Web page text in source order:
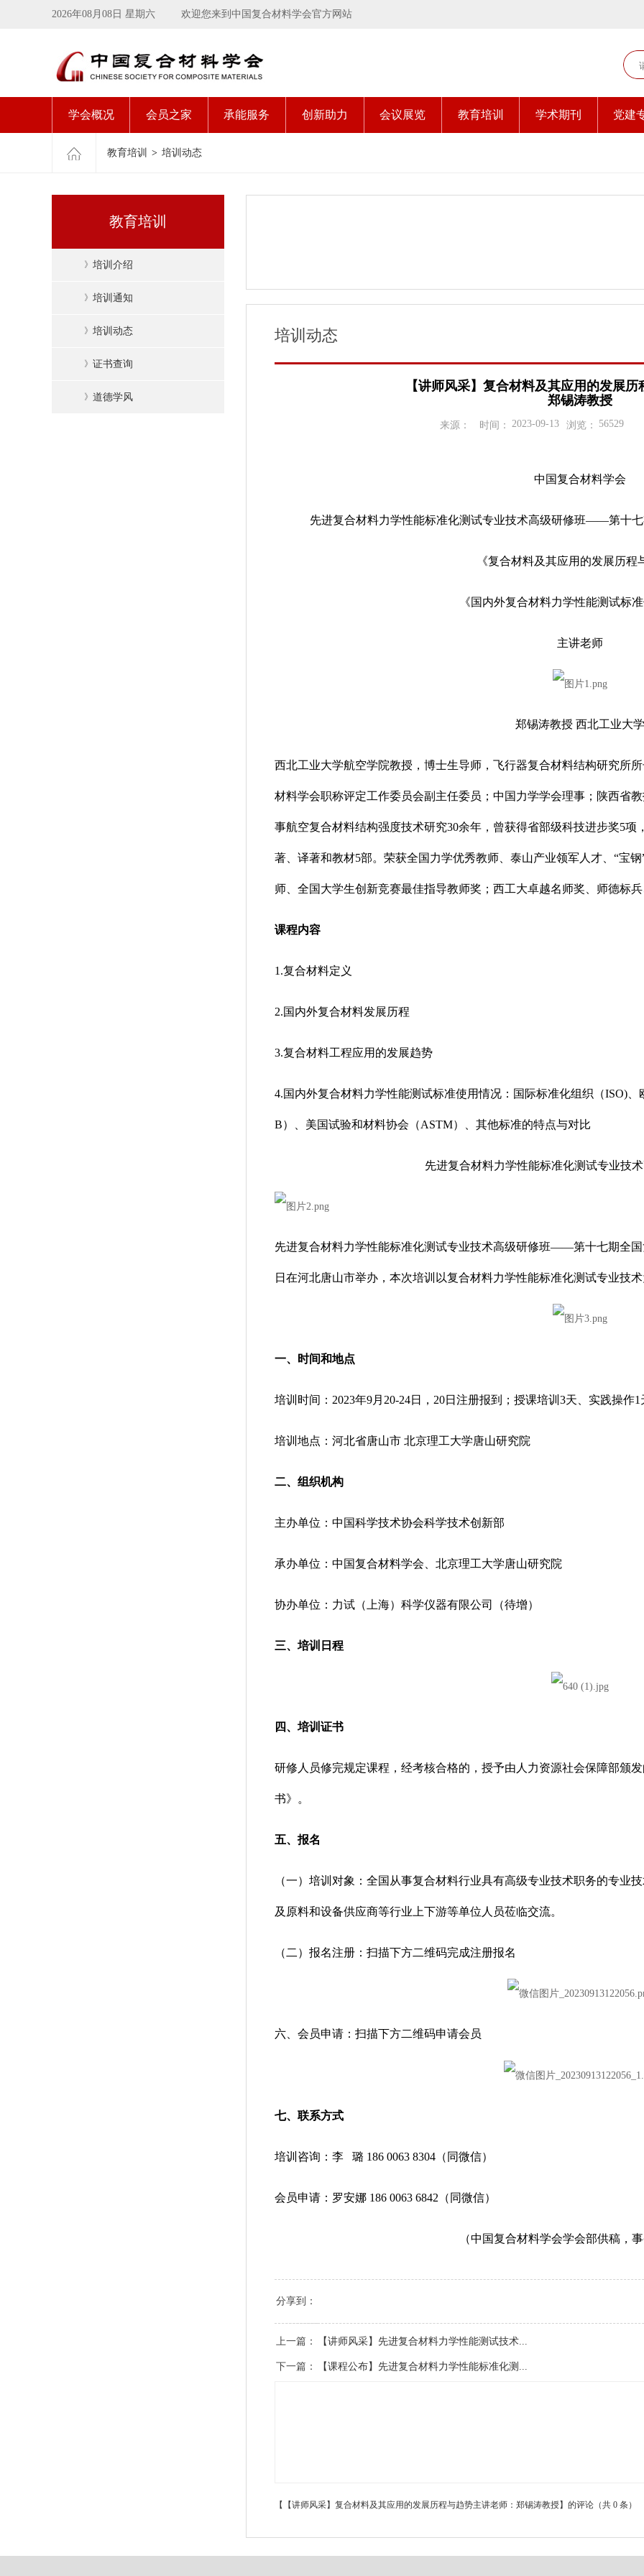
2026年08月08日 星期六 欢迎您来到中国复合材料学会官方网站
学会概况 会员之家 承能服务 创新助力 会议展览 教育培训 学术期刊 党建
教育培训 > 培训动态
教育培训
》 培训介绍
》 培训通知
》 培训动态
》 证书查询
》 道德学风
培训动态
【讲师风采】复合材料及其应用的发展
郑锡涛教授
来源： 时间： 2023-09-13 浏览： 56529
中国复合材料学会
先进复合材料力学性能标准化测试专业技术高级研修班——第十
《复合材料及其应用的发展历程
《国内外复合材料力学性能测试标
主讲老师
郑锡涛教授 西北工业大学
西北工业大学航空学院教授，博士生导师，飞行器复合材料结构研究所
材料学会职称评定工作委员会副主任委员；中国力学学会理事；陕西省
事航空复合材料结构强度技术研究30余年，曾获得省部级科技进步奖5项
著、译著和教材5部。荣获全国力学优秀教师、泰山产业领军人才、“宝
师、全国大学生创新竞赛最佳指导教师奖；西工大卓越名师奖、师德标
课程内容
1.复合材料定义
2.国内外复合材料发展历程
3.复合材料工程应用的发展趋势
4.国内外复合材料力学性能测试标准使用情况：国际标准化组织（ISO)
B）、美国试验和材料协会（ASTM）、其他标准的特点与对比
先进复合材料力学性能标准化测试专业技
先进复合材料力学性能标准化测试专业技术高级研修班——第十七期全
日在河北唐山市举办，本次培训以复合材料力学性能标准化测试专业技
一、时间和地点
培训时间：2023年9月20-24日，20日注册报到；授课培训3天、实践操作1
培训地点：河北省唐山市 北京理工大学唐山研究院
二、组织机构
主办单位：中国科学技术协会科学技术创新部
承办单位：中国复合材料学会、北京理工大学唐山研究院
协办单位：力试（上海）科学仪器有限公司（待增）
三、培训日程
四、培训证书
研修人员修完规定课程，经考核合格的，授予由人力资源社会保障部颁
书》。
五、报名
（一）培训对象：全国从事复合材料行业具有高级专业技术职务的专业
及原料和设备供应商等行业上下游等单位人员莅临交流。
（二）报名注册：扫描下方二维码完成注册报名
六、会员申请：扫描下方二维码申请会员
七、联系方式
培训咨询：李 璐 186 0063 8304（同微信）
会员申请：罗安娜 186 0063 6842（同微信）
（中国复合材料学会学会部供稿，
分享到：
上一篇： 【讲师风采】先进复合材料力学性能测试技术...
下一篇： 【课程公布】先进复合材料力学性能标准化测...
【【讲师风采】复合材料及其应用的发展历程与趋势主讲老师：郑锡涛教授】的评论（共 0 条）